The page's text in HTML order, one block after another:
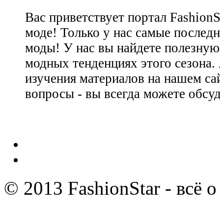
Вас приветствует портал
моде! Только у нас самые
моды! У нас вы найдете
модных тенденциях этого
изучения материалов на нашем
вопросы - вы всегда можете
© 2013 FashionStar - всё